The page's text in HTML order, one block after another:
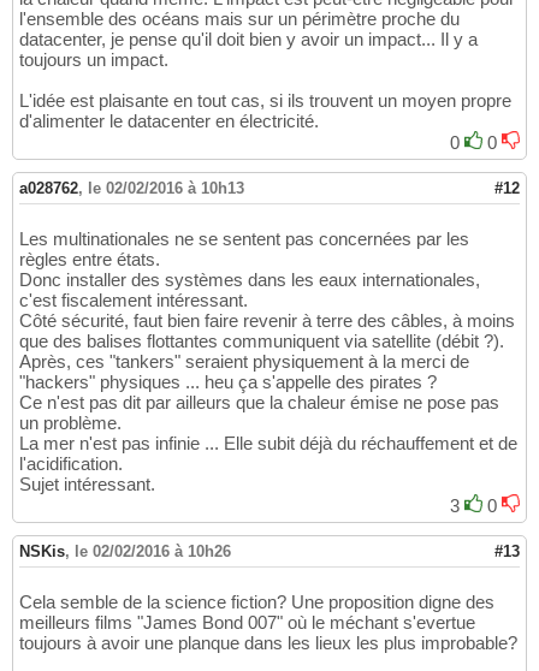
l'ensemble des océans mais sur un périmètre proche du
datacenter, je pense qu'il doit bien y avoir un impact... Il y a
toujours un impact.
L'idée est plaisante en tout cas, si ils trouvent un moyen propre
d'alimenter le datacenter en électricité.
0
0
a028762, le 02/02/2016 à 10h13 #12
Les multinationales ne se sentent pas concernées par les
règles entre états.
Donc installer des systèmes dans les eaux internationales,
c'est fiscalement intéressant.
Côté sécurité, faut bien faire revenir à terre des câbles, à moins
que des balises flottantes communiquent via satellite (débit ?).
Après, ces "tankers" seraient physiquement à la merci de
"hackers" physiques ... heu ça s'appelle des pirates ?
Ce n'est pas dit par ailleurs que la chaleur émise ne pose pas
un problème.
La mer n'est pas infinie ... Elle subit déjà du réchauffement et de
l'acidification.
Sujet intéressant.
3
0
NSKis, le 02/02/2016 à 10h26 #13
Cela semble de la science fiction? Une proposition digne des
meilleurs films "James Bond 007" où le méchant s'evertue
toujours à avoir une planque dans les lieux les plus improbable?